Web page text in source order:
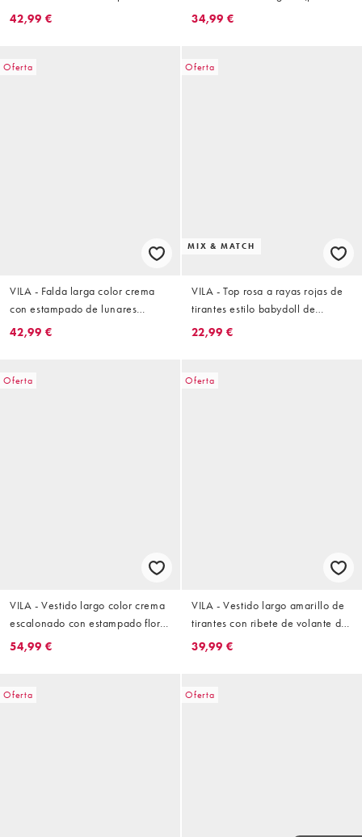
de jardín y cuello halter
42,99 €
un conjunto)
34,99 €
Oferta
VILA - Falda larga color crema
con estampado de lunares
negros y ribete de volantes de
42,99 €
Oferta
MIX & MATCH
VILA - Top rosa a rayas rojas de
tirantes estilo babydoll de
algodón (parte de un conjunto)
22,99 €
Oferta
VILA - Vestido largo color crema
escalonado con estampado floral
y cuello halter
54,99 €
Oferta
VILA - Vestido largo amarillo de
tirantes con ribete de volante de
algodón
39,99 €
Oferta Oferta